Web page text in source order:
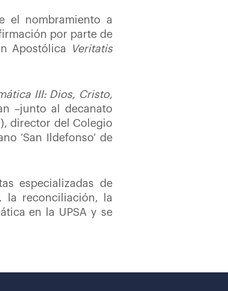
el nombramiento a
por parte de
Apostólica
Veritatis
III: Dios, Cristo,
–junto al decanato
director del Colegio
‘San Ildefonso’ de
especializadas de
la reconciliación, la
en la UPSA y se